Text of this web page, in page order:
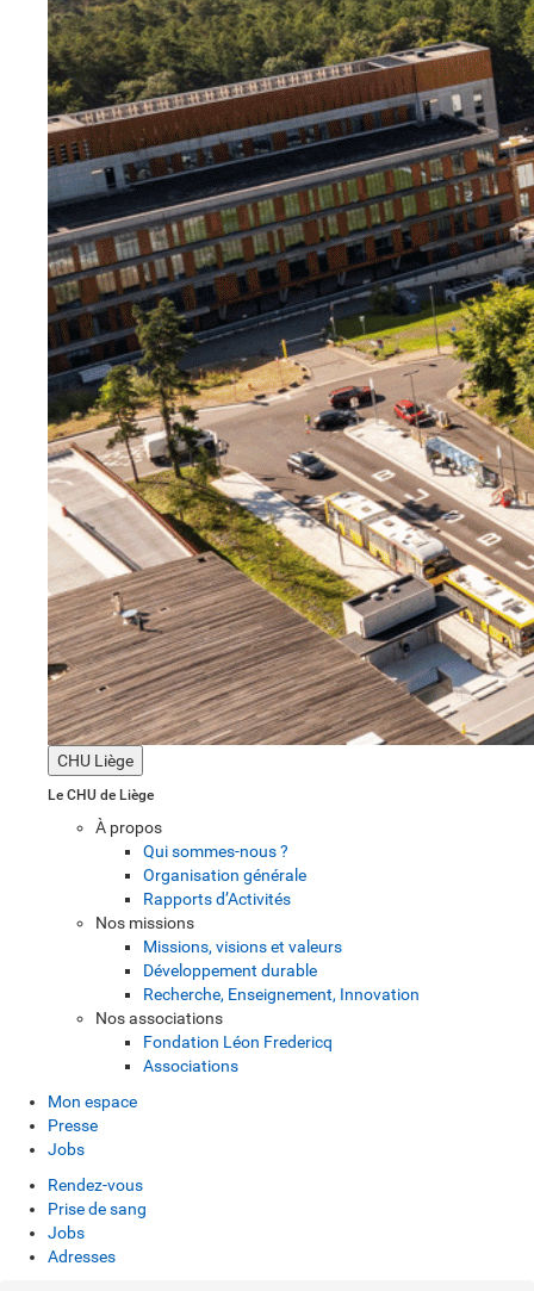
CHU Liège
Le CHU de Liège
À propos
Qui sommes-nous ?
Organisation générale
Rapports d’Activités
Nos missions
Missions, visions et valeurs
Développement durable
Recherche, Enseignement, Innovation
Nos associations
Fondation Léon Fredericq
Associations
Mon espace
Presse
Jobs
Rendez-vous
Prise de sang
Jobs
Adresses